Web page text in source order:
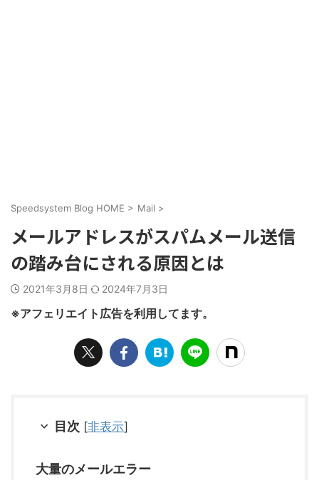
Speedsystem Blog HOME > Mail >
メールアドレスがスパムメール送信
の踏み台にされる原因とは
2021年3月8日 2024年7月3日
※アフェリエイト広告を利用してます。
目次 [非表示]
大量のメールエラー